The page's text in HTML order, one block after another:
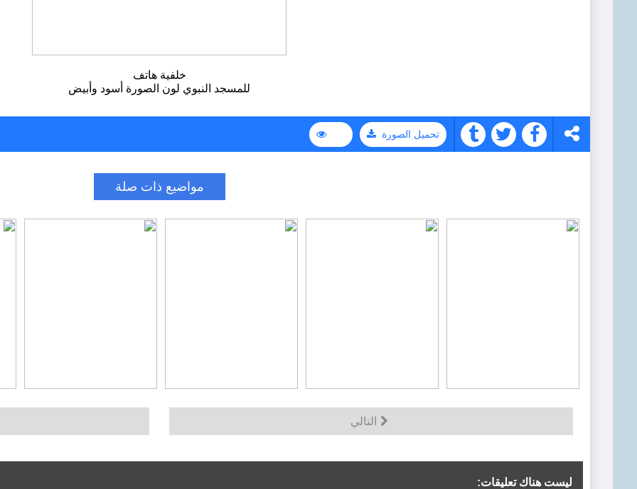
خلفية هاتف
للمسجد النبوي لون الصورة أسود وأبيض
تحميل الصورة
مواضيع ذات صلة
التالي
ليست هناك تعليقات: